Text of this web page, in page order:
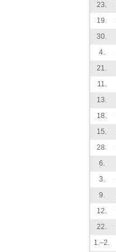
23.
19.
30.
4.
21.
11.
13.
18.
15.
28.
6.
3.
9.
12.
22.
1.–2.